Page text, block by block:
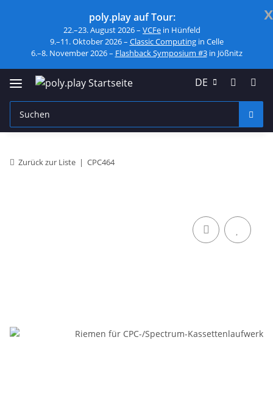
x
poly.play auf Tour:
22.–23. August 2026 – VCFe in Hünfeld
9.–11. Oktober 2026 – Classic Computingin Celle
6.–8. November 2026 – Flashback Symposium #3in Jößnitz
DE
Zurück zur Liste CPC464